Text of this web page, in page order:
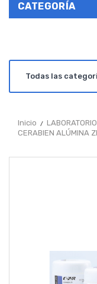
CATEGORÍA
Inicio LABORATORIO
CERABIEN ALÚMINA